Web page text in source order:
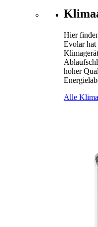
Hier
Evolar
hoher
Alle